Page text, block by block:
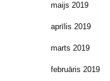
maijs 2019
aprīlis 2019
marts 2019
februāris 2019